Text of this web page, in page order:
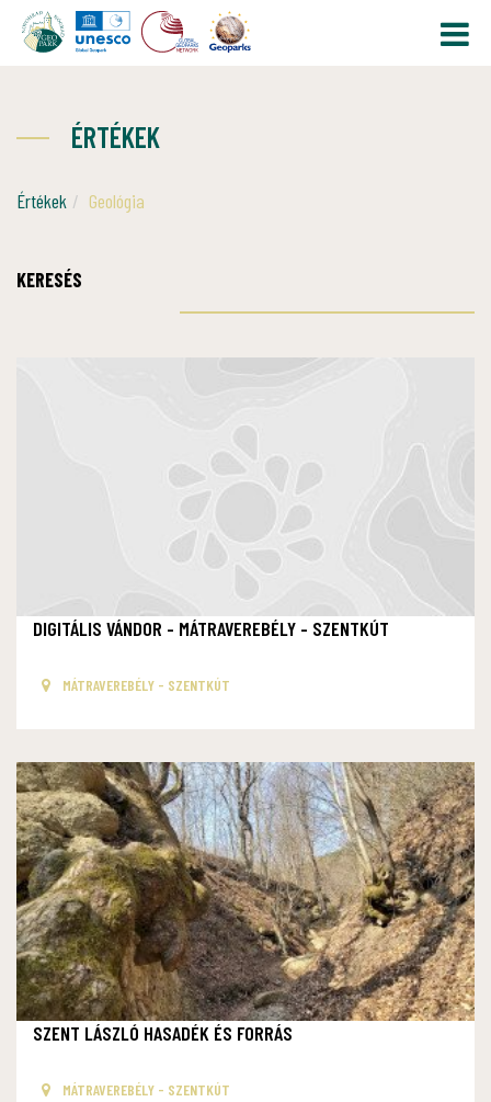
ÉRTÉKEK
Értékek Geológia
KERESÉS
DIGITÁLIS VÁNDOR - MÁTRAVEREBÉLY - SZENTKÚT
MÁTRAVEREBÉLY - SZENTKÚT
SZENT LÁSZLÓ HASADÉK ÉS FORRÁS
MÁTRAVEREBÉLY - SZENTKÚT